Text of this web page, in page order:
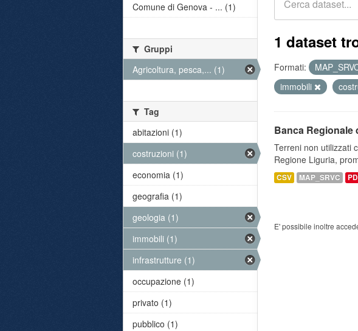
1 dataset
Formati:
immobili
Banca Regionale
Terreni non utilizzati
Regione Liguria,
CSV MAP_SRVC
E' possibile inoltre
Comune di Genova - ... (1)
Gruppi
Agricoltura, pesca,... (1)
Tag
abitazioni (1)
costruzioni (1)
economia (1)
geografia (1)
geologia (1)
immobili (1)
infrastrutture (1)
occupazione (1)
privato (1)
pubblico (1)